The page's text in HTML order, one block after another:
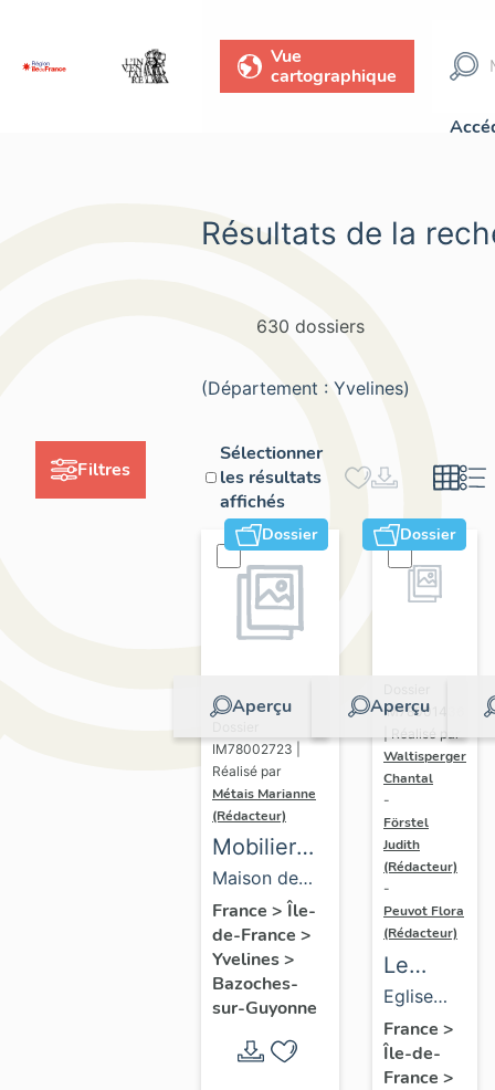
Vue
cartographique
Filtres
Résultats de la
630 dossiers
(Département : Yvelines)
Sélectionner
les résultats
affichés
Dossier
Aperçu
IM78002723 |
Réalisé par
Métais Marianne
(Rédacteur)
Mobilier
de la
maison
Louis
Carré
Maison de
villégiature
dite maison
Louis Carré
France > Île-
de-France >
Yvelines>
Bazoches-
sur-Guyonne
Dossier
Aperçu
IM78001436
| Réalisé par
Waltisperger
Chantal
-
Förstel
Judith
(Rédacteur)
-
Peuvot Flora
(Rédacteur)
Le
mobilier
de
l'église
Eglise
paroissiale
Saint-
France >
Île-de-
France >